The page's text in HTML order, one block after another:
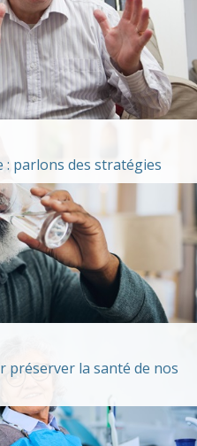
: parlons des stratégies
préserver la santé de nos